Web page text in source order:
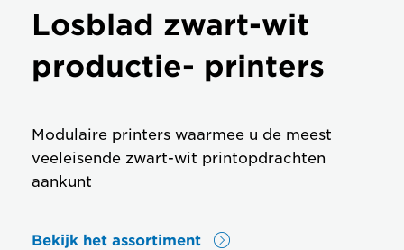
Losblad zwart-wit
productie- printers
Modulaire printers waarmee u de meest
veeleisende zwart-wit printopdrachten
aankunt
Bekijk het assortiment